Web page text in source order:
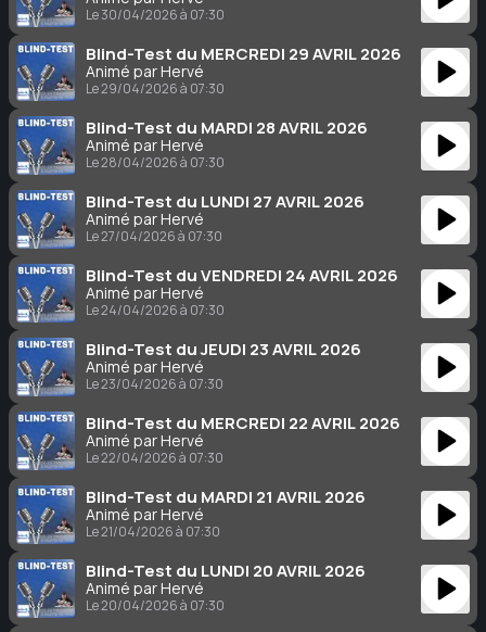
Le 30/04/2026 à 07:30
Blind-Test du MERCREDI 29 AVRIL 2026
Animé par Hervé
Le 29/04/2026 à 07:30
Blind-Test du MARDI 28 AVRIL 2026
Animé par Hervé
Le 28/04/2026 à 07:30
Blind-Test du LUNDI 27 AVRIL 2026
Animé par Hervé
Le 27/04/2026 à 07:30
Blind-Test du VENDREDI 24 AVRIL 2026
Animé par Hervé
Le 24/04/2026 à 07:30
Blind-Test du JEUDI 23 AVRIL 2026
Animé par Hervé
Le 23/04/2026 à 07:30
Blind-Test du MERCREDI 22 AVRIL 2026
Animé par Hervé
Le 22/04/2026 à 07:30
Blind-Test du MARDI 21 AVRIL 2026
Animé par Hervé
Le 21/04/2026 à 07:30
Blind-Test du LUNDI 20 AVRIL 2026
Animé par Hervé
Le 20/04/2026 à 07:30